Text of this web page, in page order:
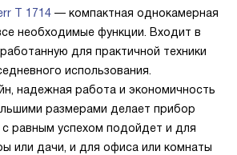
А так больше что-то молочное,
как раз нужен. Девчонки обе
будут следить. Холодильник
морозилка вручную, но
два в год будут наводить в ней
тем, кто живет один, или вот
для студентов, обратите внимание
T 1714 — компактная однокамерная
необходимые функции. Входит в
для практичной техники
использования.
надежная работа и экономичность
размерами делает прибор
равным успехом подойдет и для
или дачи, и для офиса или комнаты